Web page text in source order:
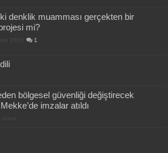
denklik muamması gerçekten bir
mi?
1
bölgesel güvenliği değiştirecek
imzalar atıldı